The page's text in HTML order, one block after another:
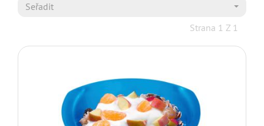
Seřadit
Strana 1 Z 1